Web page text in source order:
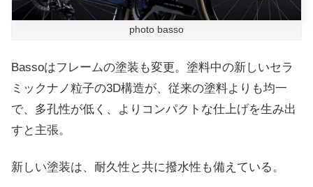
photo basso
Bassoはフレームの塗装も変更。塗料中の新しいセラ
ミックナノ粒子の3D構造が、従来の塗料よりも均一
で、多孔性が低く、よりコンパクトな仕上げを生み出
すと主張。
新しい塗装は、耐久性と共に撥水性も備えている。